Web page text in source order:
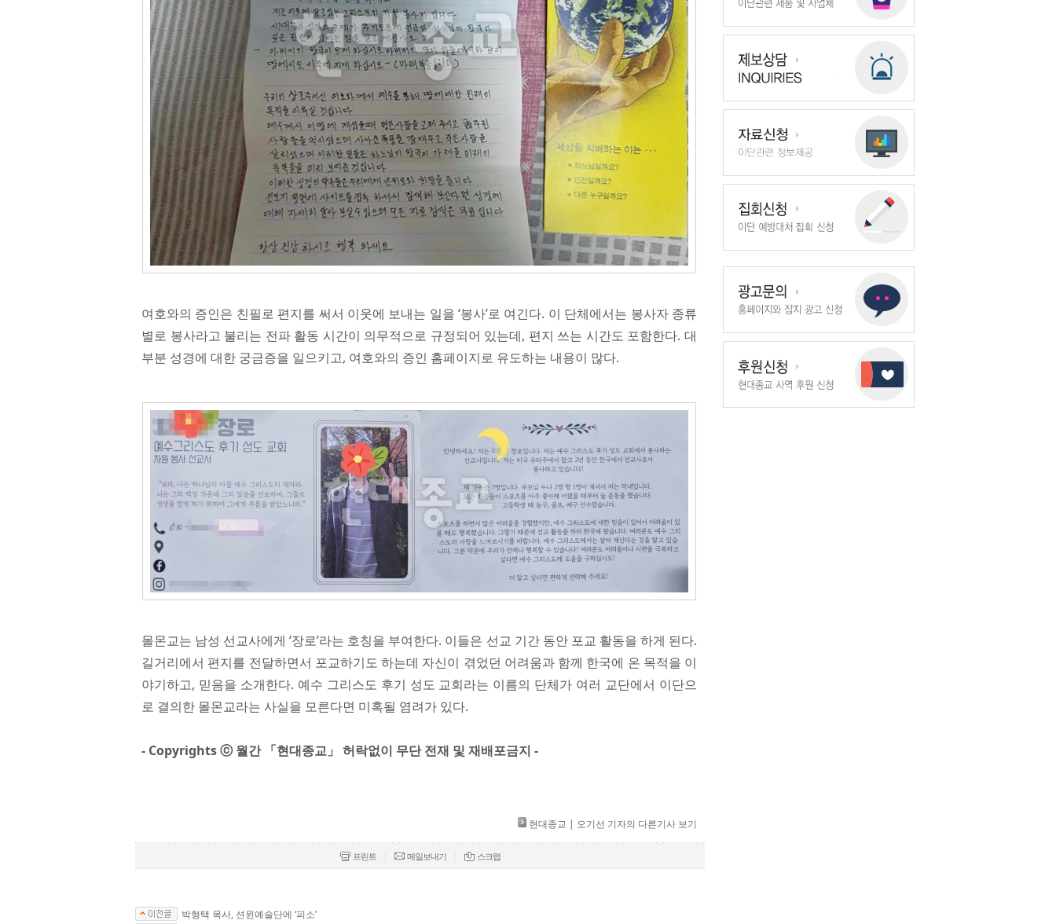
여호와의 증인은 친필로 편지를 써서 이웃에 보내는 일을 ‘봉사’로 여긴다. 이 단체에서는 봉사자 종류
별로 봉사라고 불리는 전파 활동 시간이 의무적으로 규정되어 있는데, 편지 쓰는 시간도 포함한다. 대
부분 성경에 대한 궁금증을 일으키고, 여호와의 증인 홈페이지로 유도하는 내용이 많다.
몰몬교는 남성 선교사에게 ‘장로’라는 호칭을 부여한다. 이들은 선교 기간 동안 포교 활동을 하게 된다.
길거리에서 편지를 전달하면서 포교하기도 하는데 자신이 겪었던 어려움과 함께 한국에 온 목적을 이
야기하고, 믿음을 소개한다. 예수 그리스도 후기 성도 교회라는 이름의 단체가 여러 교단에서 이단으
로 결의한 몰몬교라는 사실을 모른다면 미혹될 염려가 있다.
- Copyrights ⓒ 월간 「현대종교」 허락없이 무단 전재 및 재배포금지 -​ ​
현대종교 | 오기선 기자의 다른기사 보기
프린트 메일보내기 스크랩
박형택 목사, 션윈예술단에 ‘피소’